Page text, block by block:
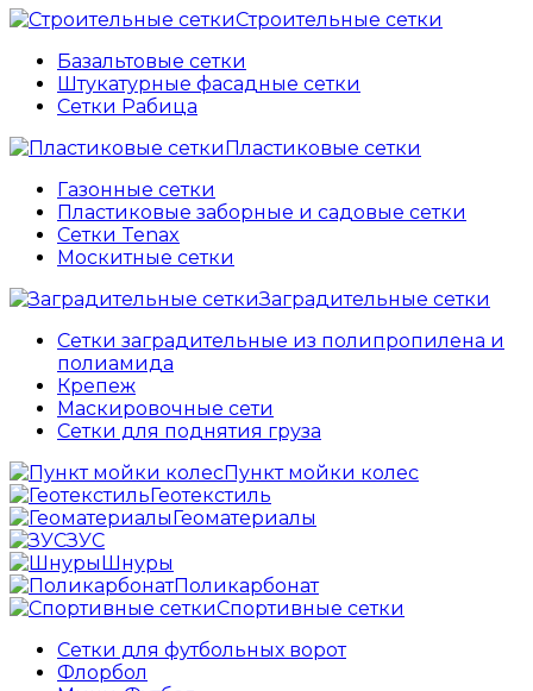
Строительные сетки
Базальтовые сетки
Штукатурные фасадные сетки
Сетки Рабица
Пластиковые сетки
Газонные сетки
Пластиковые заборные и садовые сетки
Сетки Tenax
Москитные сетки
Заградительные сетки
Сетки заградительные из полипропилена и
полиамида
Крепеж
Маскировочные сети
Сетки для поднятия груза
Пункт мойки колес
Геотекстиль
Геоматериалы
ЗУС
Шнуры
Поликарбонат
Спортивные сетки
Сетки для футбольных ворот
Флорбол